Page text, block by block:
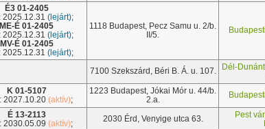
É3 01-2405
2025.12.31 (lejárt);
ME-É 01-2405
2025.12.31 (lejárt);
MV-É 01-2405
2025.12.31 (lejárt);
1118 Budapest, Pecz Samu u. 2/b.
II/5.
7100 Szekszárd, Béri B. Á. u. 107.
Dél-
K 01-5107
2027.10.20 (aktív);
1223 Budapest, Jókai Mór u. 44/b.
2.a.
É 13-2113
2030.05.09 (aktív); 2030 Érd, Venyige utca 63.
Pest